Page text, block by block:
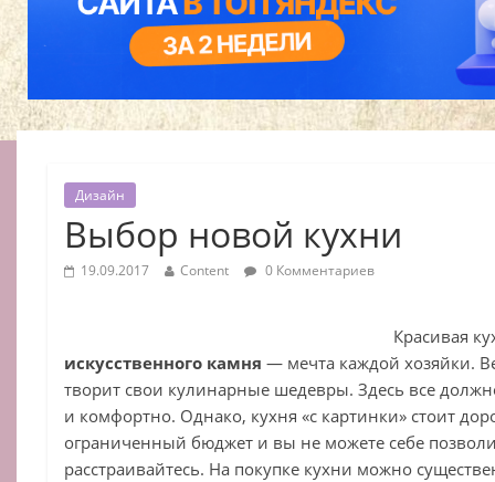
Дизайн
Выбор новой кухни
19.09.2017 Content 0 Комментариев
Красивая
искусственного камня — мечта каждой хозяйки.
творит свои кулинарные шедевры. Здесь все
и комфортно. Однако, кухня «с картинки» стоит
ограниченный бюджет и вы не можете себе
расстраивайтесь. На покупке кухни можно